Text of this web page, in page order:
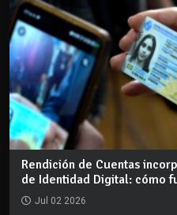
Rendición de Cuentas
de Identidad Digital: cómo
Jul 02 2026